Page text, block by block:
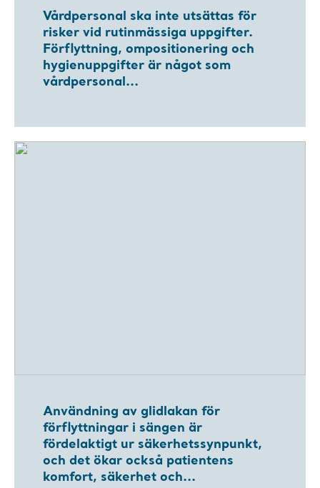
Vårdpersonal ska inte utsättas för
risker vid rutinmässiga uppgifter.
Förflyttning, ompositionering och
hygienuppgifter är något som
vårdpersonal...
Användning av glidlakan för
förflyttningar i sängen är
fördelaktigt ur säkerhetssynpunkt,
och det ökar också patientens
komfort, säkerhet och...